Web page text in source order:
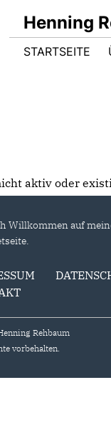
Henning
STARTSEITE
aktiv oder
Willkommen auf
Rehbaum
vorbehalten.